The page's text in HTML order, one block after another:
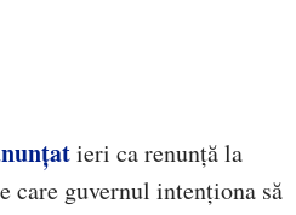
ieri ca renunță la
care guvernul intenționa să